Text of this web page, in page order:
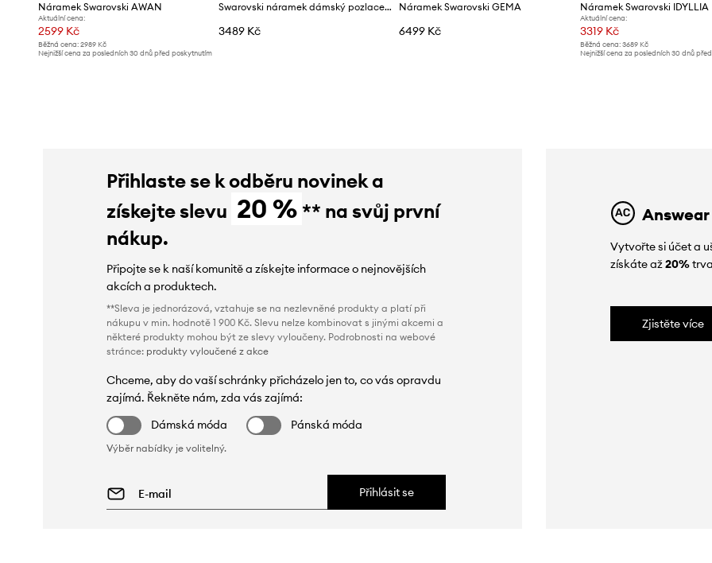
Náramek Swarovski AWAN
Aktuální cena:
2599 Kč
Běžná cena: 2989 Kč
Nejnižší cena za posledních 30 dnů před poskytnutím
Swarovski náramek dámský pozlacený kovový s kubickým zirkonem MESMERA
3489 Kč
Náramek Swarovski GEMA
6499 Kč
Náramek Swarovski IDYLLIA
Aktuální cena:
3319 Kč
Běžná cena: 3689 Kč
Nejnižší cena za posledních 30 dnů
Přihlaste se k odběru novinek a
získejte slevu 20 % ** na svůj první
nákup.
Připojte se k naší komunitě a získejte informace o nejnovějších
akcích a produktech.
**Sleva je jednorázová, vztahuje se na nezlevněné produkty a platí při
nákupu v min. hodnotě 1 900 Kč. Slevu nelze kombinovat s jinými akcemi a
některé produkty mohou být ze slevy vyloučeny. Podrobnosti na webové
stránce: produkty vyloučené z akce
Chceme, aby do vaší schránky přicházelo jen to, co vás opravdu
zajímá. Řekněte nám, zda vás zajímá:
Dámská móda
Pánská móda
Výběr nabídky je volitelný.
Přihlásit se
Vytvořte si účet a
získáte až20%
Zjistěte více